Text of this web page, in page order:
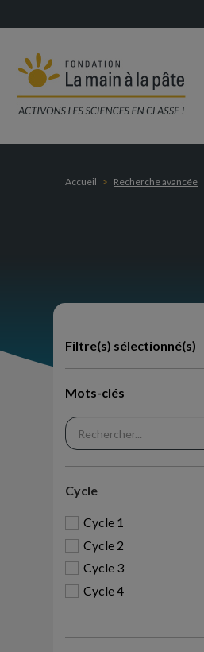
ressources
principal
Accueil Recherche avancée
Filtre(s) sélectionné(s)
Mots-clés
Cycle
Cycle 1
Cycle 2
Cycle 3
Cycle 4